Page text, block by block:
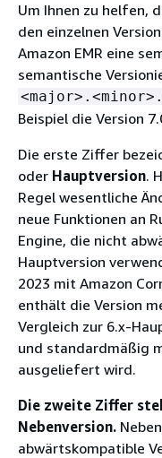
Um Ihnen zu helfen,
den einzelnen
Amazon EMR eine
semantische
Beispiel die Version
Die erste Ziffer
oder Hauptversion.
Regel wesentliche
neue Funktionen an
Engine, die nicht
Hauptversion
2023 mit Amazon
enthält die Version
Vergleich zur 6.x-
und standardmäßig
ausgeliefert wird.
Die zweite Ziffer
Nebenversion.
abwärtskompatible